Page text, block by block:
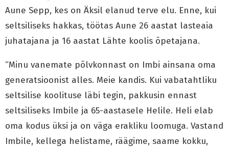
Aune Sepp, kes on Äksil elanud terve elu. Enne, kui
seltsiliseks hakkas, töötas Aune 26 aastat lasteaia
juhatajana ja 16 aastat Lähte koolis õpetajana.
“Minu vanemate põlvkonnast on Imbi ainsana oma
generatsioonist alles. Meie kandis. Kui vabatahtliku
seltsilise koolituse läbi tegin, pakkusin ennast
seltsiliseks Imbile ja 65-aastasele Helile. Heli elab
oma kodus üksi ja on väga erakliku loomuga. Vastand
Imbile, kellega helistame, räägime, saame kokku,